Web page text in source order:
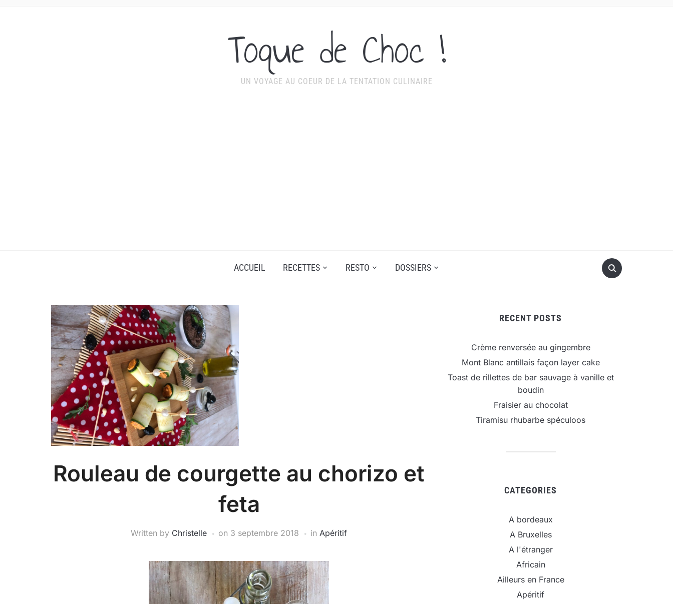
Toque de Choc !
UN VOYAGE AU COEUR DE LA TENTATION CULINAIRE
ACCUEIL RECETTES RESTO DOSSIERS
Rouleau de courgette au chorizo et
feta
Written by Christelle on 3 septembre 2018 in Apéritif
RECENT POSTS
Crème renversée au gingembre
Mont Blanc antillais façon layer cake
Toast de rillettes de bar sauvage à vanille et
boudin
Fraisier au chocolat
Tiramisu rhubarbe spéculoos
CATEGORIES
A bordeaux
A Bruxelles
A l'étranger
Africain
Ailleurs en France
Apéritif